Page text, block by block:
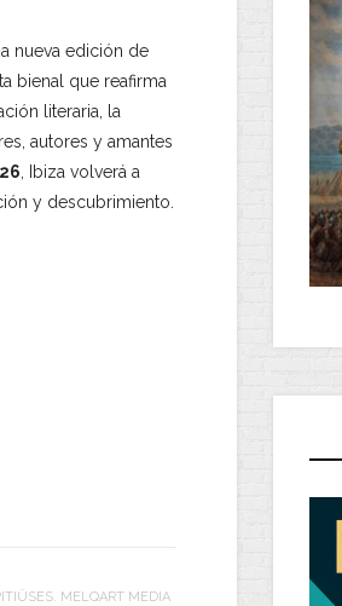
nueva edición de
bienal que reafirma
literaria, la
autores y amantes
, Ibiza volverá a
y descubrimiento.
MELQART MEDIA